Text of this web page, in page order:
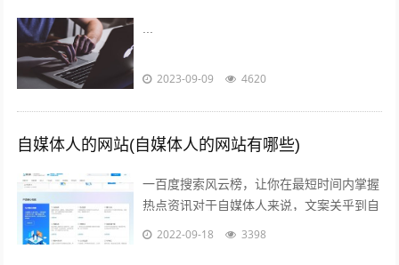
...
2023-09-09 4620
自媒体人的网站(自媒体人的网站有哪些)
一百度搜索风云榜，让你在最短时间内掌握
热点资讯对于自媒体人来说，文案关乎到自
己的流量问题而自己的写作方向和文案编辑
2022-09-18 3398